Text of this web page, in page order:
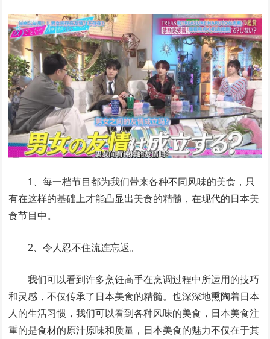
1、每一档节目都为我们带来各种不同风味的美食，只
有在这样的基础上才能凸显出美食的精髓，在现代的日本美
食节目中。
2、令人忍不住流连忘返。
我们可以看到许多烹饪高手在烹调过程中所运用的技巧
和灵感，不仅传承了日本美食的精髓。也深深地熏陶着日本
人的生活习惯，我们可以看到各种风味的美食，日本美食注
重的是食材的原汁原味和质量，日本美食的魅力不仅在于其